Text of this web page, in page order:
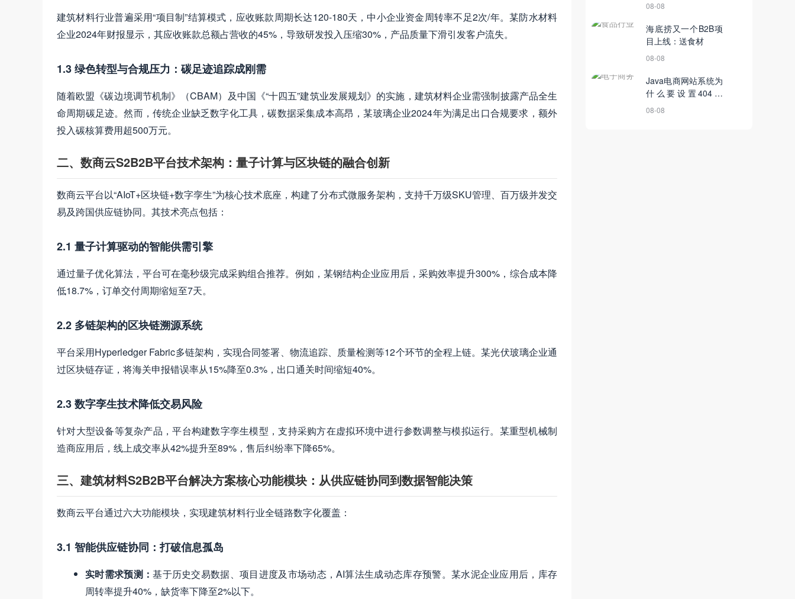
建筑材料行业普遍采用“项目制”结算模式，应收账款周期长达120-180天，中小企业资金周转率不足2次/年。某防水材料
企业2024年财报显示，其应收账款总额占营收的45%，导致研发投入压缩30%，产品质量下滑引发客户流失。
1.3 绿色转型与合规压力：碳足迹追踪成刚需
随着欧盟《碳边境调节机制》（CBAM）及中国《“十四五”建筑业发展规划》的实施，建筑材料企业需强制披露产品全生
命周期碳足迹。然而，传统企业缺乏数字化工具，碳数据采集成本高昂，某玻璃企业2024年为满足出口合规要求，额外
投入碳核算费用超500万元。
二、数商云S2B2B平台技术架构：量子计算与区块链的融合创新
数商云平台以“AIoT+区块链+数字孪生”为核心技术底座，构建了分布式微服务架构，支持千万级SKU管理、百万级并发交
易及跨国供应链协同。其技术亮点包括：
2.1 量子计算驱动的智能供需引擎
通过量子优化算法，平台可在毫秒级完成采购组合推荐。例如，某钢结构企业应用后，采购效率提升300%，综合成本降
低18.7%，订单交付周期缩短至7天。
2.2 多链架构的区块链溯源系统
平台采用Hyperledger Fabric多链架构，实现合同签署、物流追踪、质量检测等12个环节的全程上链。某光伏玻璃企业通
过区块链存证，将海关申报错误率从15%降至0.3%，出口通关时间缩短40%。
2.3 数字孪生技术降低交易风险
针对大型设备等复杂产品，平台构建数字孪生模型，支持采购方在虚拟环境中进行参数调整与模拟运行。某重型机械制
造商应用后，线上成交率从42%提升至89%，售后纠纷率下降65%。
三、建筑材料S2B2B平台解决方案核心功能模块：从供应链协同到数据智能决策
数商云平台通过六大功能模块，实现建筑材料行业全链路数字化覆盖：
3.1 智能供应链协同：打破信息孤岛
实时需求预测：基于历史交易数据、项目进度及市场动态，AI算法生成动态库存预警。某水泥企业应用后，库存
周转率提升40%，缺货率下降至2%以下。
08-08
海底捞又一个B2B项
目上线：送食材
08-08
Java电商网站系统为
什么要设置404页
面？
08-08